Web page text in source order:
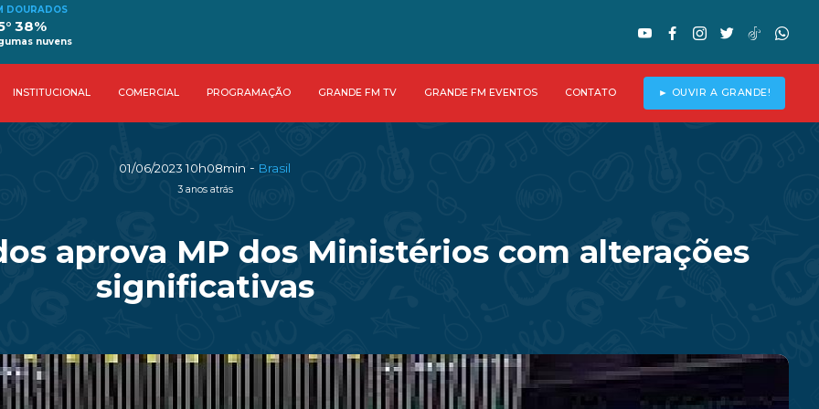
DOURADOS
38%
nuvens
INSTITUCIONAL COMERCIAL PROGRAMAÇÃO GRANDE FM TV GRANDE FM EVENTOS CONTATO ► OUVIR A GRANDE!
01/06/2023 10h08min - Brasil
3 anos atrás
aprova MP dos Ministérios com alterações
significativas